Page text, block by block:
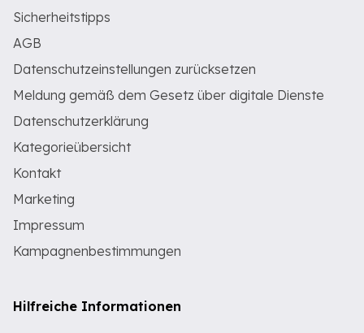
Sicherheitstipps
AGB
Datenschutzeinstellungen zurücksetzen
Meldung gemäß dem Gesetz über digitale Dienste
Datenschutzerklärung
Kategorieübersicht
Kontakt
Marketing
Impressum
Kampagnenbestimmungen
Hilfreiche Informationen